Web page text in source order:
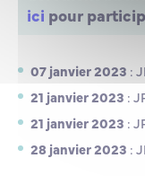
ici pour
07 janvier 2023 :
21 janvier 2023 :
21 janvier 2023 :
28 janvier 2023 :